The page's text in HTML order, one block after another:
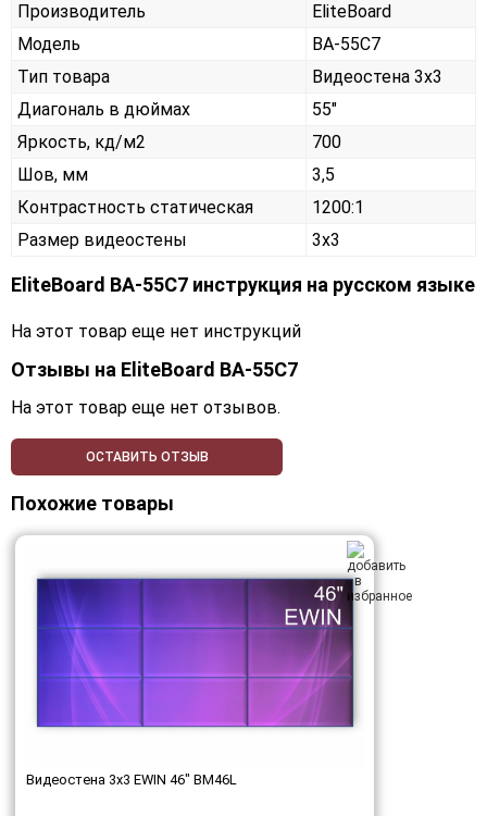
Производитель
EliteBoard
Модель
BA-55C7
Тип товара
Видеостена 3х3
Диагональ в дюймах
55"
Яркость, кд/м2
700
Шов, мм
3,5
Контрастность статическая
1200:1
Размер видеостены
3x3
EliteBoard BA-55C7 инструкция на русском языке
На этот товар еще нет инструкций
Отзывы на EliteBoard BA-55C7
На этот товар еще нет отзывов.
ОСТАВИТЬ ОТЗЫВ
Похожие товары
Видеостена 3x3 EWIN 46" BM46L